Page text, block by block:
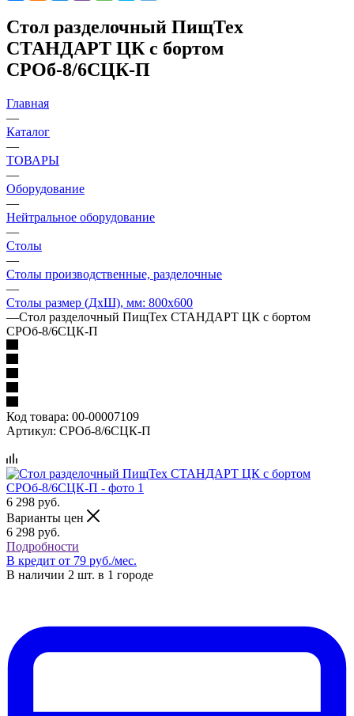
Стол разделочный ПищТех
СТАНДАРТ ЦК с бортом
СРОб-8/6СЦК-П
Главная
—
Каталог
—
ТОВАРЫ
—
Оборудование
—
Нейтральное оборудование
—
Столы
—
Столы производственные, разделочные
—
Столы размер (ДхШ), мм: 800х600
—Стол разделочный ПищТех СТАНДАРТ ЦК с бортом
СРОб-8/6СЦК-П
Код товара: 00-00007109
Артикул: СРОб-8/6СЦК-П
6 298 руб.
Варианты цен
6 298 руб.
Подробности
В кредит от 79 руб./мес.
В наличии 2 шт. в 1 городе